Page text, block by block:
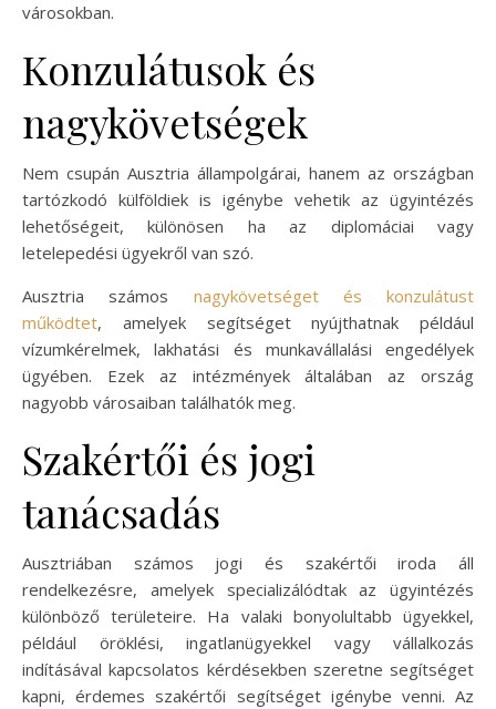
városokban.
Konzulátusok és
nagykövetségek
Nem csupán Ausztria állampolgárai, hanem az országban
tartózkodó külföldiek is igénybe vehetik az ügyintézés
lehetőségeit, különösen ha az diplomáciai vagy
letelepedési ügyekről van szó.
Ausztria számos nagykövetséget és konzulátust
működtet, amelyek segítséget nyújthatnak például
vízumkérelmek, lakhatási és munkavállalási engedélyek
ügyében. Ezek az intézmények általában az ország
nagyobb városaiban találhatók meg.
Szakértői és jogi
tanácsadás
Ausztriában számos jogi és szakértői iroda áll
rendelkezésre, amelyek specializálódtak az ügyintézés
különböző területeire. Ha valaki bonyolultabb ügyekkel,
például öröklési, ingatlanügyekkel vagy vállalkozás
indításával kapcsolatos kérdésekben szeretne segítséget
kapni, érdemes szakértői segítséget igénybe venni. Az